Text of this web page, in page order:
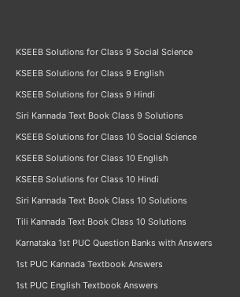
KSEEB Solutions for Class 9 Social Science
KSEEB Solutions for Class 9 English
KSEEB Solutions for Class 9 Hindi
Siri Kannada Text Book Class 9 Solutions
KSEEB Solutions for Class 10 Social Science
KSEEB Solutions for Class 10 English
KSEEB Solutions for Class 10 Hindi
Siri Kannada Text Book Class 10 Solutions
Tili Kannada Text Book Class 10 Solutions
Karnataka 1st PUC Question Banks with Answers
1st PUC Kannada Textbook Answers
1st PUC English Textbook Answers